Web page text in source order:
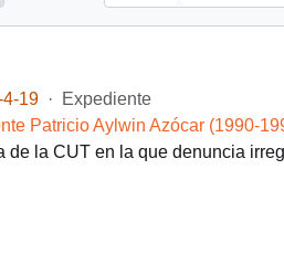
19
·
Expediente
Patricio Aylwin Azócar (1990-
de la CUT en la que denuncia